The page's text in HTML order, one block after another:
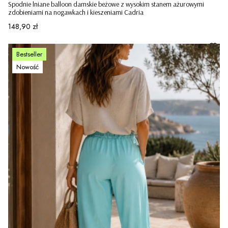
Spodnie lniane balloon damskie beżowe z wysokim stanem ażurowymi
zdobieniami na nogawkach i kieszeniami Cadria
Cena
148,90 zł
Bestseller
Nowość